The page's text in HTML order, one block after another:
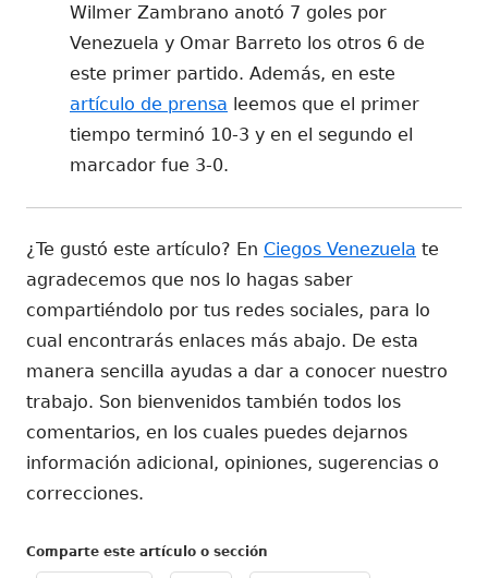
Wilmer Zambrano anotó 7 goles por
Venezuela y Omar Barreto los otros 6 de
este primer partido. Además, en este
artículo de prensa leemos que el primer
tiempo terminó 10-3 y en el segundo el
marcador fue 3-0.
¿Te gustó este artículo? En Ciegos Venezuela te
agradecemos que nos lo hagas saber
compartiéndolo por tus redes sociales, para lo
cual encontrarás enlaces más abajo. De esta
manera sencilla ayudas a dar a conocer nuestro
trabajo. Son bienvenidos también todos los
comentarios, en los cuales puedes dejarnos
información adicional, opiniones, sugerencias o
correcciones.
Comparte este artículo o sección